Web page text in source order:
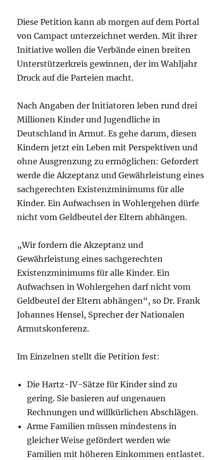
Diese Petition kann ab morgen auf dem Portal
von Campact unterzeichnet werden. Mit ihrer
Initiative wollen die Verbände einen breiten
Unterstützerkreis gewinnen, der im Wahljahr
Druck auf die Parteien macht.
Nach Angaben der Initiatoren leben rund drei
Millionen Kinder und Jugendliche in
Deutschland in Armut. Es gehe darum, diesen
Kindern jetzt ein Leben mit Perspektiven und
ohne Ausgrenzung zu ermöglichen: Gefordert
werde die Akzeptanz und Gewährleistung eines
sachgerechten Existenzminimums für alle
Kinder. Ein Aufwachsen in Wohlergehen dürfe
nicht vom Geldbeutel der Eltern abhängen.
„Wir fordern die Akzeptanz und
Gewährleistung eines sachgerechten
Existenzminimums für alle Kinder. Ein
Aufwachsen in Wohlergehen darf nicht vom
Geldbeutel der Eltern abhängen“, so Dr. Frank
Johannes Hensel, Sprecher der Nationalen
Armutskonferenz.
Im Einzelnen stellt die Petition fest:
Die Hartz-IV-Sätze für Kinder sind zu
gering. Sie basieren auf ungenauen
Rechnungen und willkürlichen Abschlägen.
Arme Familien müssen mindestens in
gleicher Weise gefördert werden wie
Familien mit höheren Einkommen entlastet.